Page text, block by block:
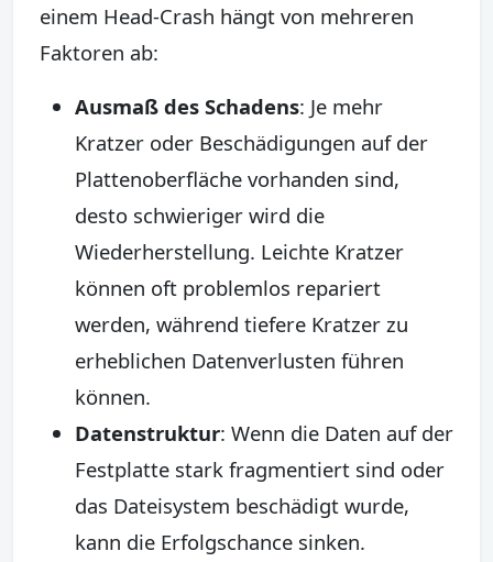
einem Head-Crash hängt von mehreren
Faktoren ab:
Ausmaß des Schadens: Je mehr
Kratzer oder Beschädigungen auf der
Plattenoberfläche vorhanden sind,
desto schwieriger wird die
Wiederherstellung. Leichte Kratzer
können oft problemlos repariert
werden, während tiefere Kratzer zu
erheblichen Datenverlusten führen
können.
Datenstruktur: Wenn die Daten auf der
Festplatte stark fragmentiert sind oder
das Dateisystem beschädigt wurde,
kann die Erfolgschance sinken.